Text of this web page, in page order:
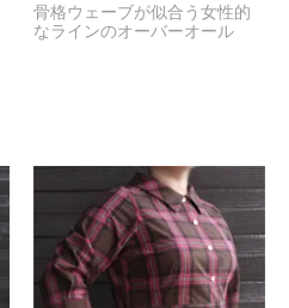
骨格ウェーブが似合う女性的
なラインのオーバーオール